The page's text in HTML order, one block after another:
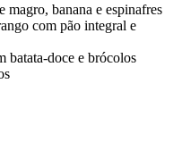
magro, banana e espinafres
com pão integral e
batata-doce e brócolos